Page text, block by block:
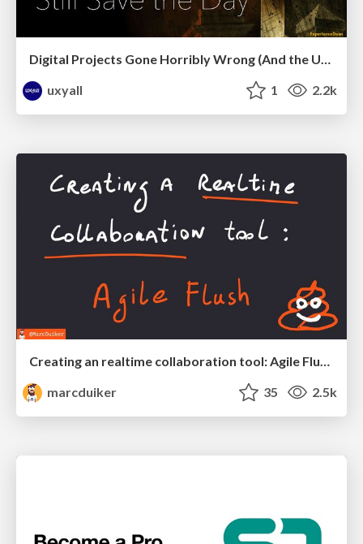
uxyall
1 2.2k
Creating an realtime collaboration tool: Agile Flush - .NET Oxford
marcduiker
35 2.5k